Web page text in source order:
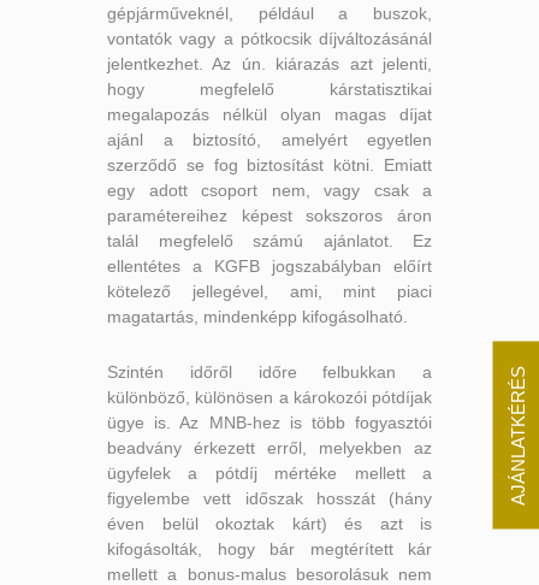
AJÁNLATKÉRÉS
gépjárműveknél, például a buszok,
vontatók vagy a pótkocsik díjváltozásánál
jelentkezhet. Az ún. kiárazás azt jelenti,
hogy megfelelő kárstatisztikai
megalapozás nélkül olyan magas díjat
ajánl a biztosító, amelyért egyetlen
szerződő se fog biztosítást kötni. Emiatt
egy adott csoport nem, vagy csak a
paramétereihez képest sokszoros áron
talál megfelelő számú ajánlatot. Ez
ellentétes a KGFB jogszabályban előírt
kötelező jellegével, ami, mint piaci
magatartás, mindenképp kifogásolható.
Szintén időről időre felbukkan a
különböző, különösen a károkozói pótdíjak
ügye is. Az MNB-hez is több fogyasztói
beadvány érkezett erről, melyekben az
ügyfelek a pótdíj mértéke mellett a
figyelembe vett időszak hosszát (hány
éven belül okoztak kárt) és azt is
kifogásolták, hogy bár megtérített kár
mellett a bonus-malus besorolásuk nem